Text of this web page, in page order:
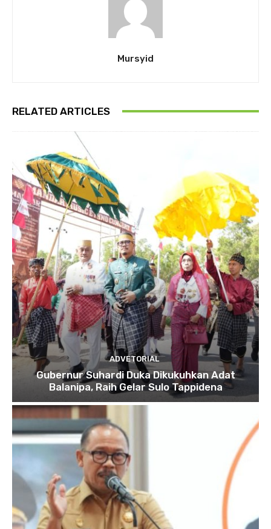
Mursyid
RELATED ARTICLES
ADVETORIAL
Gubernur Suhardi Duka Dikukuhkan Adat
Balanipa, Raih Gelar Sulo Tappidena